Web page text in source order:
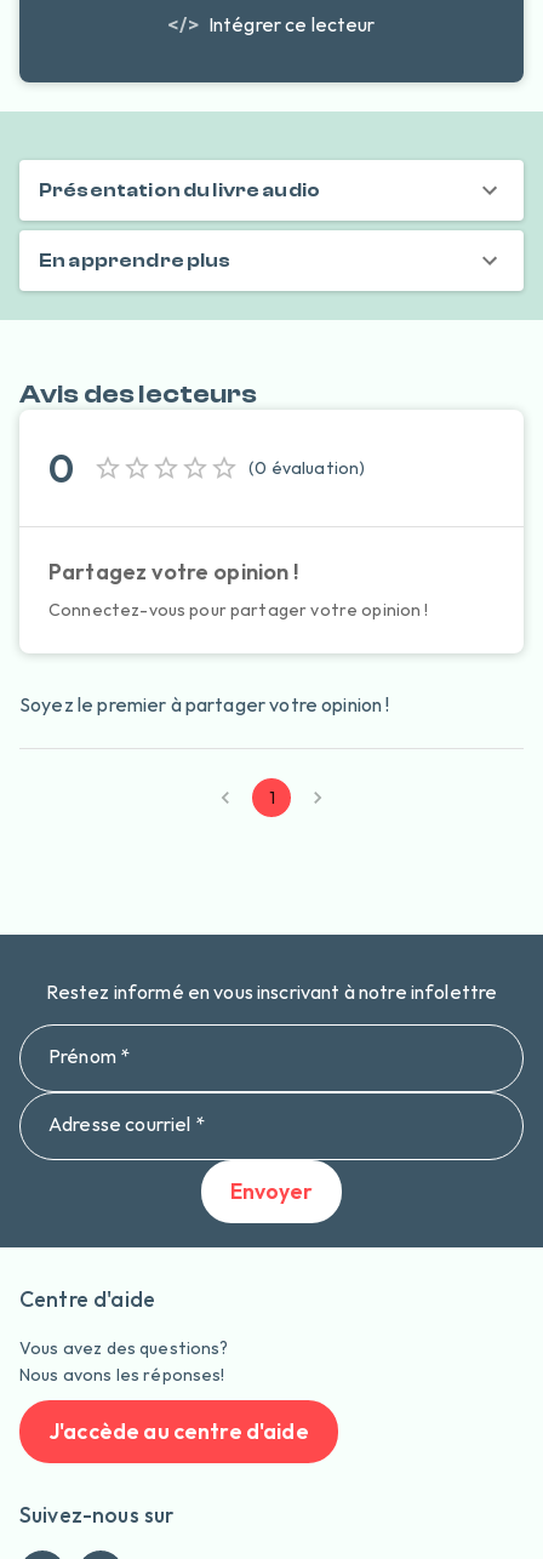
</> Intégrer ce lecteur
Présentation du livre audio
En apprendre plus
Avis des lecteurs
0 (0 évaluation)
Partagez votre opinion !
Connectez-vous pour partager votre opinion !
Soyez le premier à partager votre opinion !
1
Restez informé en vous inscrivant à notre infolettre
Prénom *
Adresse courriel *
Envoyer
Centre d'aide
Vous avez des questions?
Nous avons les réponses!
J'accède au centre d'aide
Suivez-nous sur